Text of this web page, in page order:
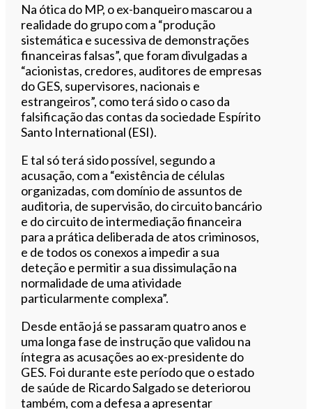
Na ótica do MP, o ex-banqueiro mascarou a
realidade do grupo com a “produção
sistemática e sucessiva de demonstrações
financeiras falsas”, que foram divulgadas a
“acionistas, credores, auditores de empresas
do GES, supervisores, nacionais e
estrangeiros”, como terá sido o caso da
falsificação das contas da sociedade Espírito
Santo International (ESI).
E tal só terá sido possível, segundo a
acusação, com a “existência de células
organizadas, com domínio de assuntos de
auditoria, de supervisão, do circuito bancário
e do circuito de intermediação financeira
para a prática deliberada de atos criminosos,
e de todos os conexos a impedir a sua
deteção e permitir a sua dissimulação na
normalidade de uma atividade
particularmente complexa”.
Desde então já se passaram quatro anos e
uma longa fase de instrução que validou na
íntegra as acusações ao ex-presidente do
GES. Foi durante este período que o estado
de saúde de Ricardo Salgado se deteriorou
também, com a defesa a apresentar